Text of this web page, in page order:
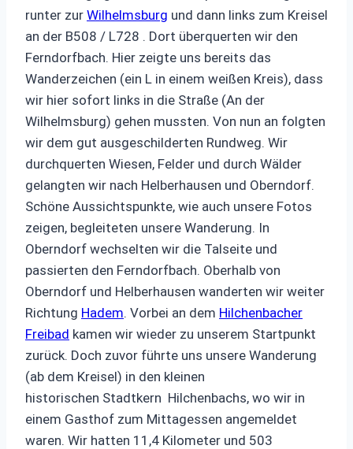
runter zur Wilhelmsburg und dann links zum Kreisel
an der B508 / L728 . Dort überquerten wir den
Ferndorfbach. Hier zeigte uns bereits das
Wanderzeichen (ein L in einem weißen Kreis), dass
wir hier sofort links in die Straße (An der
Wilhelmsburg) gehen mussten. Von nun an folgten
wir dem gut ausgeschilderten Rundweg. Wir
durchquerten Wiesen, Felder und durch Wälder
gelangten wir nach Helberhausen und Oberndorf.
Schöne Aussichtspunkte, wie auch unsere Fotos
zeigen, begleiteten unsere Wanderung. In
Oberndorf wechselten wir die Talseite und
passierten den Ferndorfbach. Oberhalb von
Oberndorf und Helberhausen wanderten wir weiter
Richtung Hadem. Vorbei an dem Hilchenbacher
Freibad kamen wir wieder zu unserem Startpunkt
zurück. Doch zuvor führte uns unsere Wanderung
(ab dem Kreisel) in den kleinen
historischen Stadtkern Hilchenbachs, wo wir in
einem Gasthof zum Mittagessen angemeldet
waren. Wir hatten 11,4 Kilometer und 503